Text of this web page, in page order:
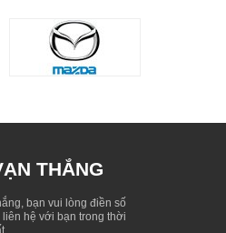
THẮNG
bạn vui lòng điền số
hệ với bạn trong thời